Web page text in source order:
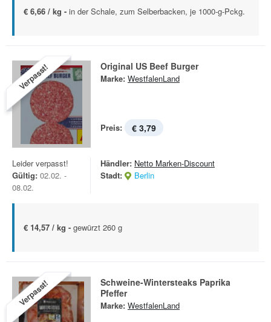
€ 6,66 / kg - in der Schale, zum Selberbacken, je 1000-g-Pckg.
Verpasst! Original US Beef Burger
Marke: WestfalenLand
Preis: € 3,79
Leider verpasst!
Gültig: 02.02. -
08.02.
Händler: Netto Marken-Discount
Stadt:
Berlin
€ 14,57 / kg - gewürzt 260 g
Verpasst!
Schweine-Wintersteaks Paprika
Pfeffer
Marke: WestfalenLand